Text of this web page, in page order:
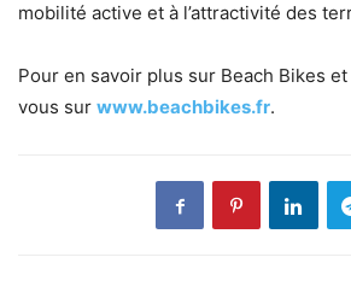
mobilité active et à l’attractivité des
Pour en savoir plus sur Beach Bikes
vous sur www.beachbikes.fr.